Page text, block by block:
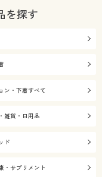
を探す
ン・下着すべて
雑貨・日用品
ド
・サプリメント